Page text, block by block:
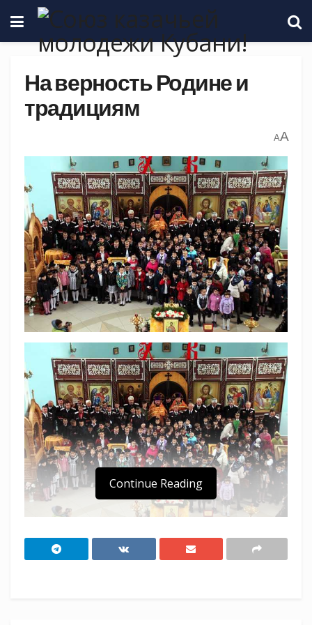
На верность Родине и
традициям
AA
Более 150-и первоклассников из шести
Continue Reading